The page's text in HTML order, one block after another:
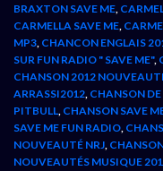
BRAXTON SAVE ME,
CARMELLA SAVE ME,
MP3, CHANCON ENGLAIS
SUR FUN RADIO " SAVE ME",
CHANSON 2012
ARRASSI2012, CHANSON
PITBULL, CHANSON SAVE
SAVE ME FUN RADIO,
NOUVEAUTÉ NRJ,
NOUVEAUTÉS MUSIQUE